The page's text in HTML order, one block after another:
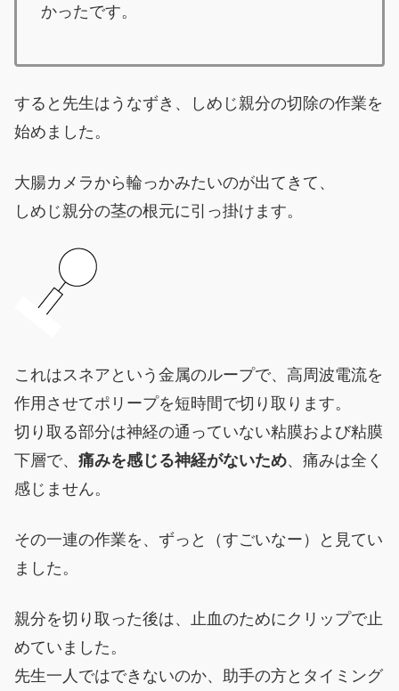
かったです。
すると先生はうなずき、しめじ親分の切除の作業を
始めました。
大腸カメラから輪っかみたいのが出てきて、
しめじ親分の茎の根元に引っ掛けます。
これはスネアという金属のループで、高周波電流を
作用させてポリープを短時間で切り取ります。
切り取る部分は神経の通っていない粘膜および粘膜
下層で、 痛みを感じる神経がないため、痛みは全く
感じません。
その一連の作業を、ずっと（すごいなー）と見てい
ました。
親分を切り取った後は、止血のためにクリップで止
めていました。
先生一人ではできないのか、助手の方とタイミング